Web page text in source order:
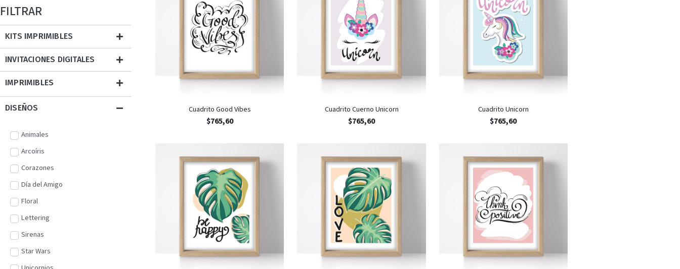
FILTRAR
KITS IMPRIMIBLES
INVITACIONES DIGITALES
IMPRIMIBLES
DISEÑOS
Animales
Arcoíris
Corazones
Día del Amigo
Floral
Lettering
Sirenas
Star Wars
Cuadrito Good Vibes
$765,60
Cuadrito Cuerno Unicorn
$765,60
Cuadrito Unicorn
$765,60